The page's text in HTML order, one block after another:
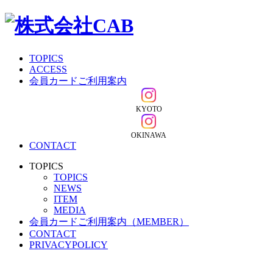
TOPICS
ACCESS
会員カードご利用案内
KYOTO
OKINAWA
CONTACT
TOPICS
TOPICS
NEWS
ITEM
MEDIA
会員カードご利用案内（MEMBER）
CONTACT
PRIVACYPOLICY